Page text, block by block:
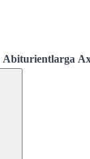
Abiturientlarga